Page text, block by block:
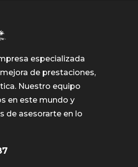
especializada
de prestaciones,
Nuestro equipo
en este mundo y
de asesorarte en lo